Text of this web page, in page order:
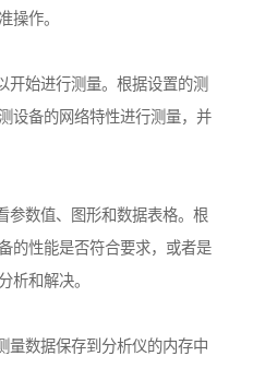
操作。
始进行测量。根据设置的测
设备的网络特性进行测量，并
数值、图形和数据表格。根
的性能是否符合要求，或者是
析和解决。
数据保存到分析仪的内存中